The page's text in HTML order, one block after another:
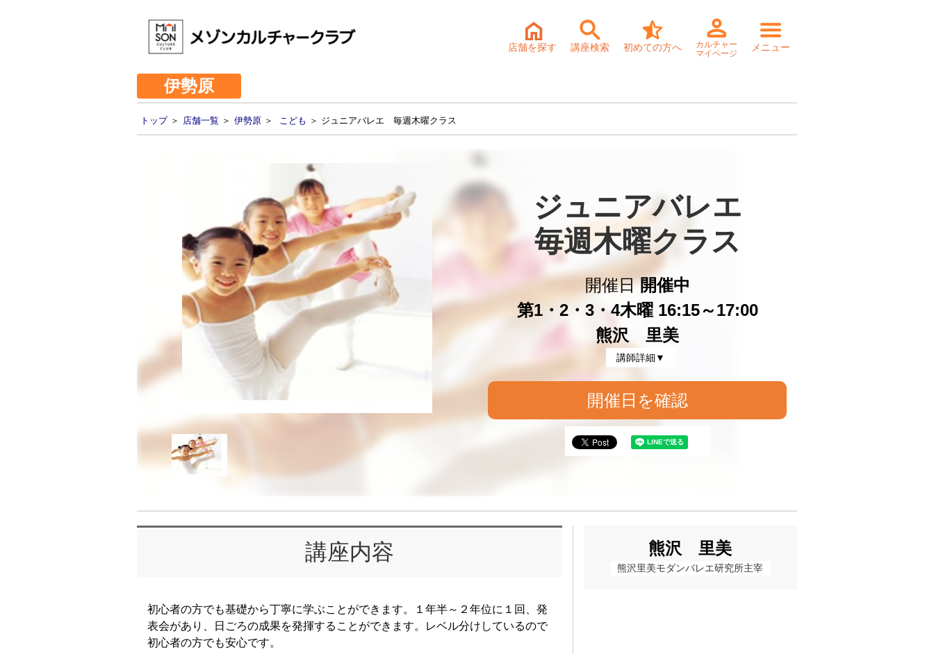
店舗を探す 講座検索 初めての方へ
カルチャー
マイページ
メニュー
伊勢原
トップ＞ 店舗一覧 ＞ 伊勢原 ＞ こども ＞ ジュニアバレエ 毎週木曜クラス
ジュニアバレエ
毎週木曜クラス
開催日開催中
第1・2・3・4木曜 16:15～17:00
熊沢 里美
講師詳細▼
開催日を確認
講座内容
初心者の方でも基礎から丁寧に学ぶことができます。１年半～２年位に１回、発
表会があり、日ごろの成果を発揮することができます。レベル分けしているので
初心者の方でも安心です。
熊沢 里美
熊沢里美モダンバレエ研究所主宰